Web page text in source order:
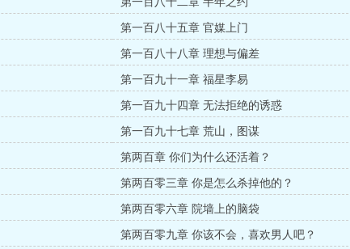
第一百八十五章 官媒上门
第一百八十八章 理想与偏差
第一百九十一章 福星李易
第一百九十四章 无法拒绝的诱惑
第一百九十七章 荒山，图谋
第两百章 你们为什么还活着？
第两百零三章 你是怎么杀掉他的？
第两百零六章 院墙上的脑袋
第两百零九章 你该不会，喜欢男人吧？